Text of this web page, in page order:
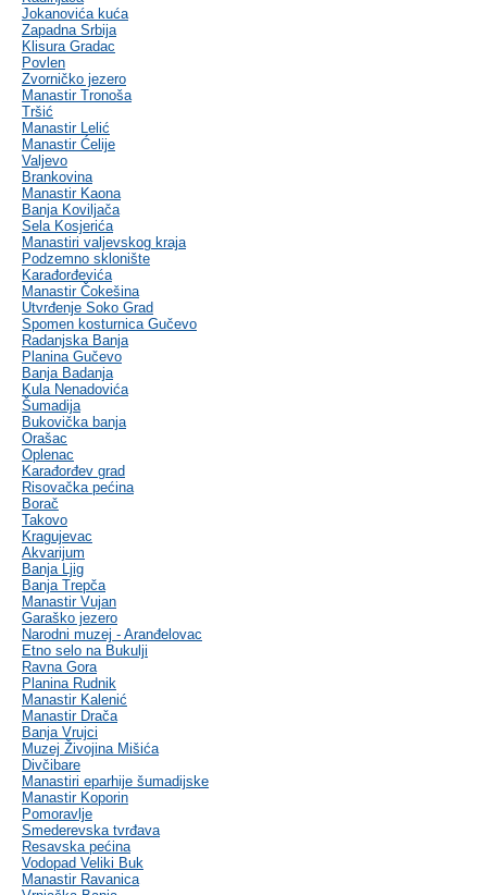
Jokanovića kuća
Zapadna Srbija
Klisura Gradac
Povlen
Zvorničko jezero
Manastir Tronoša
Tršić
Manastir Lelić
Manastir Ćelije
Valjevo
Brankovina
Manastir Kaona
Banja Koviljača
Sela Kosjerića
Manastiri valjevskog kraja
Podzemno sklonište
Karađorđevića
Manastir Čokešina
Utvrđenje Soko Grad
Spomen kosturnica Gučevo
Radanjska Banja
Planina Gučevo
Banja Badanja
Kula Nenadovića
Šumadija
Bukovička banja
Orašac
Oplenac
Karađorđev grad
Risovačka pećina
Borač
Takovo
Kragujevac
Akvarijum
Banja Ljig
Banja Trepča
Manastir Vujan
Garaško jezero
Narodni muzej - Aranđelovac
Etno selo na Bukulji
Ravna Gora
Planina Rudnik
Manastir Kalenić
Manastir Drača
Banja Vrujci
Muzej Živojina Mišića
Divčibare
Manastiri eparhije šumadijske
Manastir Koporin
Pomoravlje
Smederevska tvrđava
Resavska pećina
Vodopad Veliki Buk
Manastir Ravanica